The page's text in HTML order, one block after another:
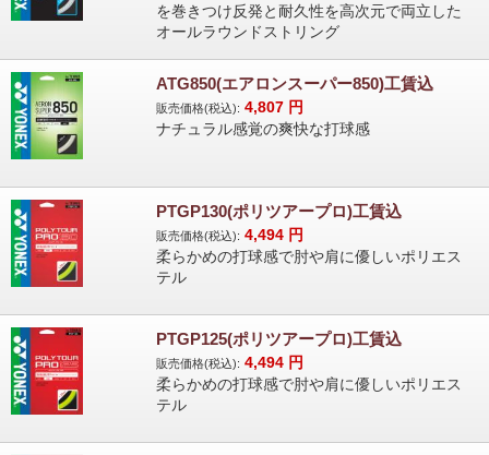
を巻きつけ反発と耐久性を高次元で両立した
オールラウンドストリング
ATG850(エアロンスーパー850)工賃込
販売価格(税込): 4,807 円
ナチュラル感覚の爽快な打球感
PTGP130(ポリツアープロ)工賃込
販売価格(税込): 4,494 円
柔らかめの打球感で肘や肩に優しいポリエス
テル
PTGP125(ポリツアープロ)工賃込
販売価格(税込): 4,494 円
柔らかめの打球感で肘や肩に優しいポリエス
テル